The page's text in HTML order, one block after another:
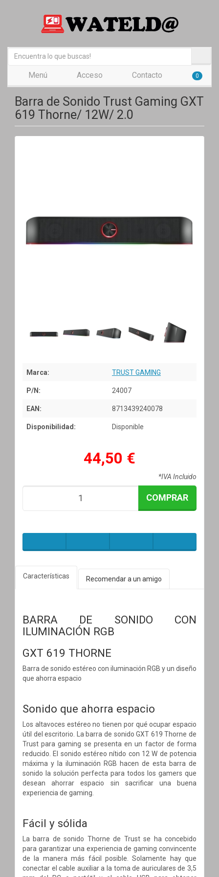
Menú Acceso Contacto 0
Barra de Sonido Trust Gaming GXT
619 Thorne/ 12W/ 2.0
Marca: TRUST GAMING
P/N: 24007
EAN: 8713439240078
Disponibilidad: Disponible
44,50 €
*IVA Incluido
COMPRAR
Características Recomendar a un amigo
BARRA DE SONIDO CON
ILUMINACIÓN RGB
GXT 619 THORNE
Barra de sonido estéreo con iluminación RGB y un diseño
que ahorra espacio
Sonido que ahorra espacio
Los altavoces estéreo no tienen por qué ocupar espacio
útil del escritorio. La barra de sonido GXT 619 Thorne de
Trust para gaming se presenta en un factor de forma
reducido. El sonido estéreo nítido con 12 W de potencia
máxima y la iluminación RGB hacen de esta barra de
sonido la solución perfecta para todos los gamers que
desean ahorrar espacio sin sacrificar una buena
experiencia de gaming.
Fácil y sólida
La barra de sonido Thorne de Trust se ha concebido
para garantizar una experiencia de gaming convincente
de la manera más fácil posible. Solamente hay que
conectar el cable auxiliar a la toma de auriculares de 3,5